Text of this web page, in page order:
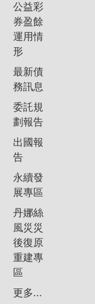
公益彩
券盈餘
運用情
形
最新債
務訊息
委託規
劃報告
出國報
告
永續發
展專區
丹娜絲
風災災
後復原
重建專
區
更多...